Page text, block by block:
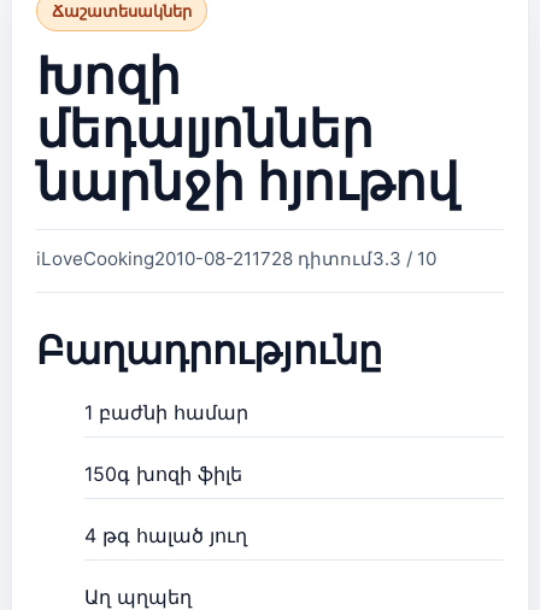
Ճաշատեսակներ
Խոզի
մեդալյոններ
նարնջի հյութով
iLoveCooking2010-08-211728 դիտում3.3 / 10
Բաղադրությունը
1 բաժնի համար
150գ խոզի ֆիլե
4 թգ հալած յուղ
Աղ պղպեղ